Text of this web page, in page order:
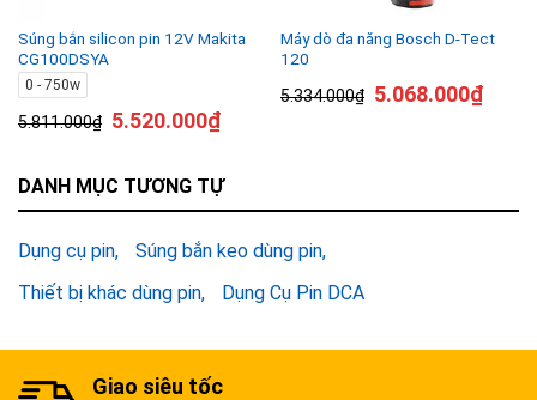
Súng bắn silicon pin 12V Makita
CG100DSYA
0 - 750w
5.811.000₫ 5.520.000₫
Máy dò đa năng Bosch D-Tect
120
5.334.000₫ 5.068.000₫
DANH MỤC TƯƠNG TỰ
Dụng cụ pin
Súng bắn keo dùng pin
Thiết bị khác dùng pin
Dụng Cụ Pin DCA
Giao siêu tốc